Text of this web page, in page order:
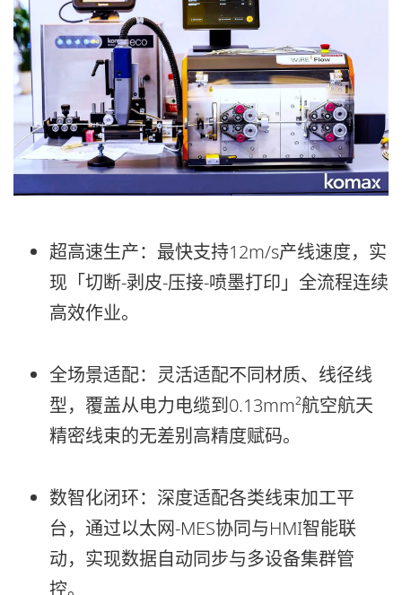
超高速生产： 最快支持12m/s产线速度，实
现「切断-剥皮-压接-喷墨打印」全流程连续
高效作业。
全场景适配： 灵活适配不同材质、线径线
型，覆盖从电力电缆到0.13mm²航空航天
精密线束的无差别高精度赋码。
数智化闭环： 深度适配各类线束加工平
台，通过以太网-MES协同与HMI智能联
动，实现数据自动同步与多设备集群管
控。